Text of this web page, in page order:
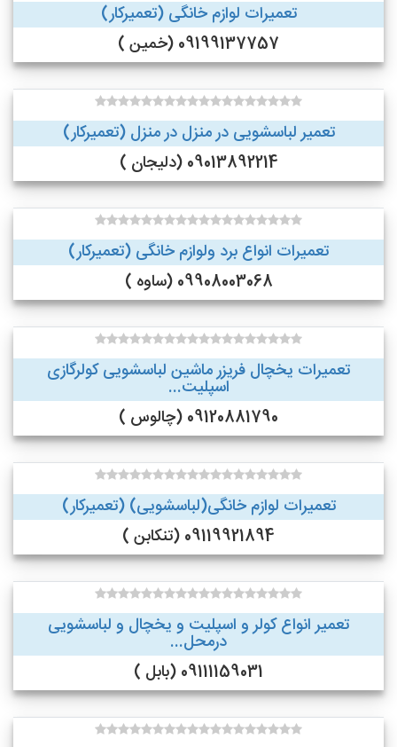
تعمیرات لوازم خانگی (تعمیرکار)
09199137757 (خمین )
تعمیر لباسشویی در منزل در منزل (تعمیرکار)
09013892214 (دلیجان )
تعمیرات انواع برد ولوازم خانگی (تعمیرکار)
09908003068 (ساوه )
تعمیرات یخچال فریزر ماشین لباسشویی کولرگازی
اسپلیت...
09120881790 (چالوس )
تعمیرات لوازم خانگی(لباسشویی) (تعمیرکار)
09119921894 (تنکابن )
تعمیر انواع کولر و اسپلیت و یخچال و لباسشویی
درمحل...
09111159031 (بابل )